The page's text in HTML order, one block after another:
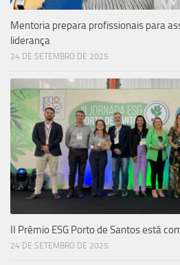
Mentoria prepara profissionais para
liderança
24 DE SETEMBRO DE 2025
II Prêmio ESG Porto de Santos está
24 DE SETEMBRO DE 2025